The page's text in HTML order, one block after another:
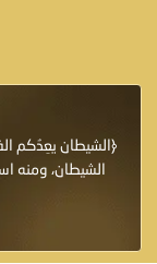
الشيطان، ومنه